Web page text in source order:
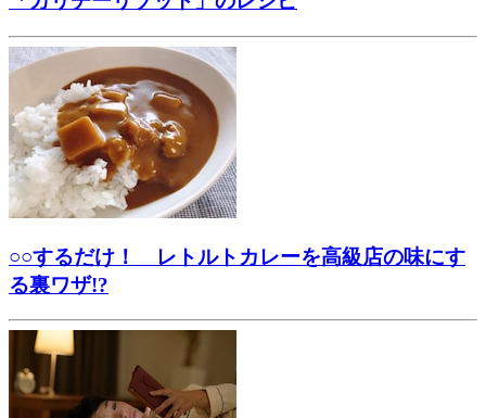
○○するだけ！ レトルトカレーを高級店の味にす
る裏ワザ!?